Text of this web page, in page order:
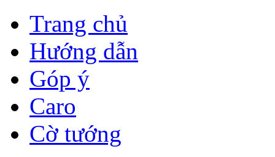
Trang chủ
Hướng dẫn
Góp ý
Caro
Cờ tướng